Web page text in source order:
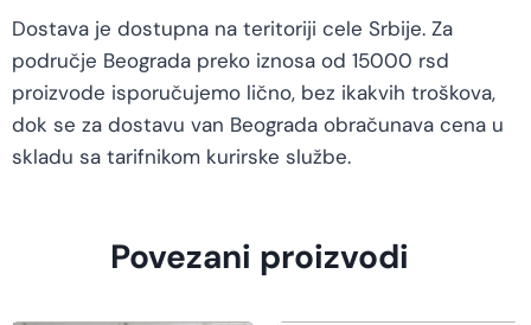
Dostava je dostupna na teritoriji cele Srbije. Za
područje Beograda preko iznosa od 15000 rsd
proizvode isporučujemo lično, bez ikakvih troškova,
dok se za dostavu van Beograda obračunava cena u
skladu sa tarifnikom kurirske službe.
Povezani proizvodi